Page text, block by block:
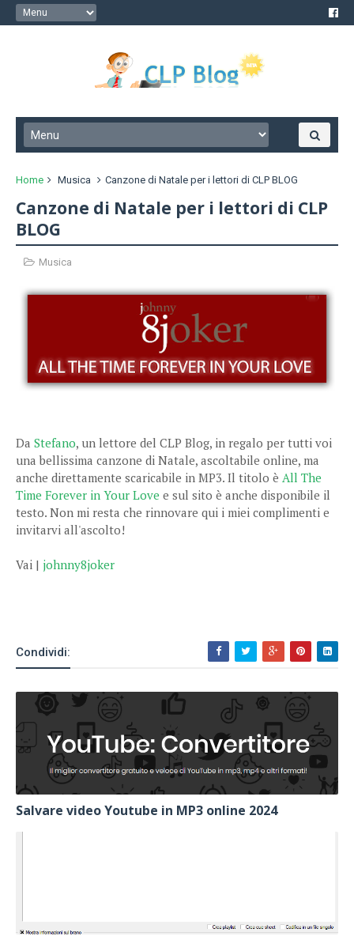
Home Musica Canzone di Natale per i lettori di CLP BLOG
Canzone di Natale per i lettori di CLP
BLOG
Musica
Da Stefano, un lettore del CLP Blog, in regalo per tutti voi
una bellissima canzone di Natale, ascoltabile online, ma
anche direttamente scaricabile in MP3. Il titolo è All The
Time Forever in Your Love e sul sito è anche disponibile il
testo. Non mi resta che rinnovare qui i miei complimenti e
invitarvi all'ascolto!
Vai | johnny8joker
Condividi:
Salvare video Youtube in MP3 online 2024